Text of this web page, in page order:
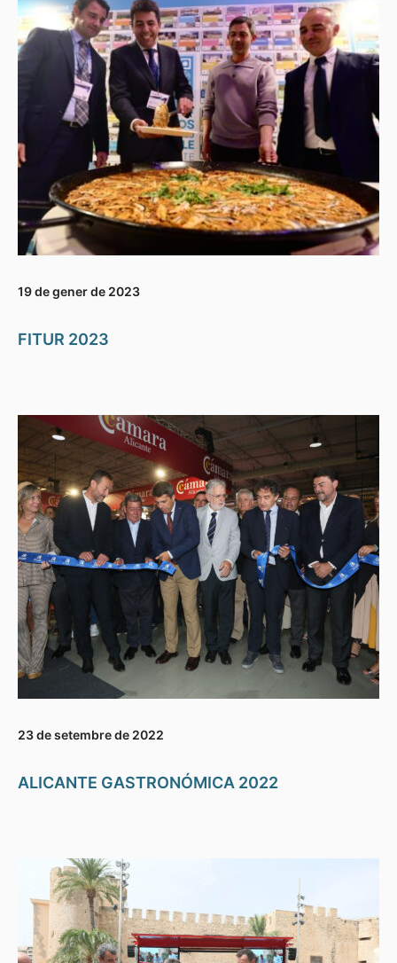
19 de gener de 2023
FITUR 2023
23 de setembre de 2022
ALICANTE GASTRONÓMICA 2022